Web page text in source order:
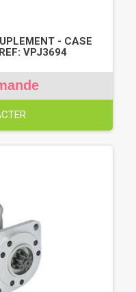
- CASE
VPJ3694